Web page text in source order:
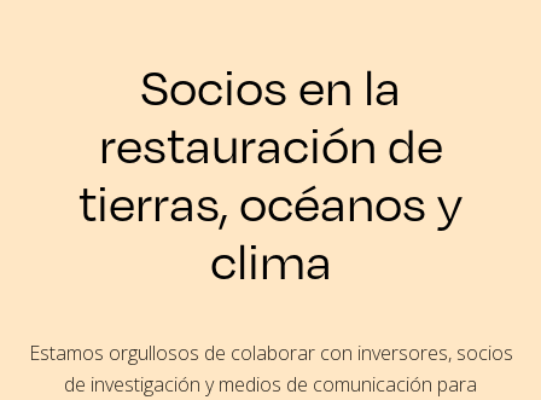
Socios en la
restauración de
tierras, océanos y
clima
Estamos orgullosos de colaborar con inversores, socios
de investigación y medios de comunicación para